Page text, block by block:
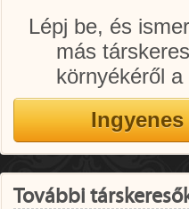
Lépj be, és
más
környékéről
További